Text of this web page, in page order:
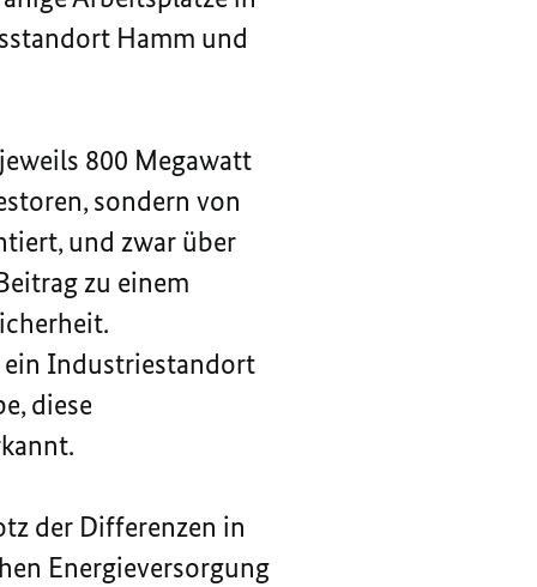
Hamm und
800 Megawatt
sondern von
und zwar über
zu einem
ein Industriestandort
diese
der Differenzen in
Energieversorgung